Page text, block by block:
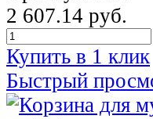
2 607.14 руб.
Купить в 1 клик
Быстрый